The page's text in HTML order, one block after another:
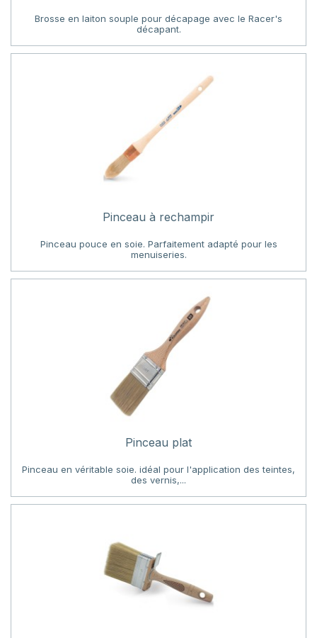
Brosse en laiton souple pour décapage avec le Racer's
décapant.
Pinceau à rechampir
Pinceau pouce en soie. Parfaitement adapté pour les
menuiseries.
Pinceau plat
Pinceau en véritable soie. idéal pour l'application des teintes,
des vernis,...